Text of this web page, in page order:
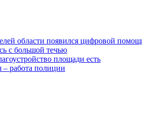
области появился цифровой
с большой течью
площади есть
работа полиции